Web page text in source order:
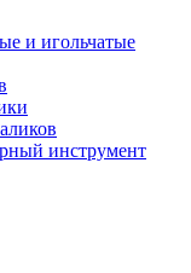
и игольчатые
инструмент